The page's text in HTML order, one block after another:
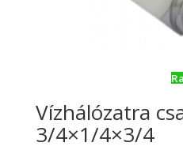
Vízhálózatra
3/4×1/4×3/4